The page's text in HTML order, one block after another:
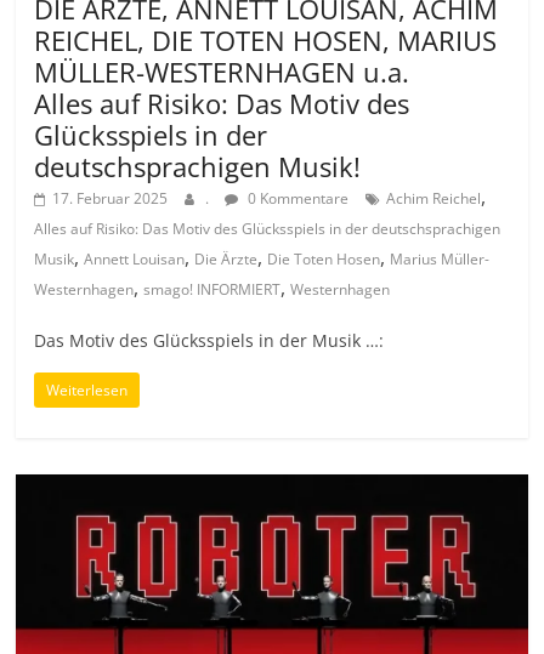
DIE ÄRZTE, ANNETT LOUISAN, ACHIM
REICHEL, DIE TOTEN HOSEN, MARIUS
MÜLLER-WESTERNHAGEN u.a.
Alles auf Risiko: Das Motiv des
Glücksspiels in der
deutschsprachigen Musik!
17. Februar 2025 . 0 Kommentare Achim Reichel,
Alles auf Risiko: Das Motiv des Glücksspiels in der deutschsprachigen
Musik,Annett Louisan, Die Ärzte, Die Toten Hosen, Marius Müller-
Westernhagen,smago! INFORMIERT,Westernhagen
Das Motiv des Glücksspiels in der Musik …:
Weiterlesen